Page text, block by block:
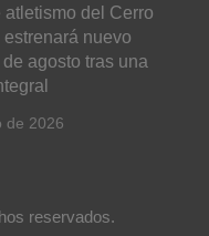
atletismo del Cerro
nuevo
agosto tras una
de 2026
reservados.